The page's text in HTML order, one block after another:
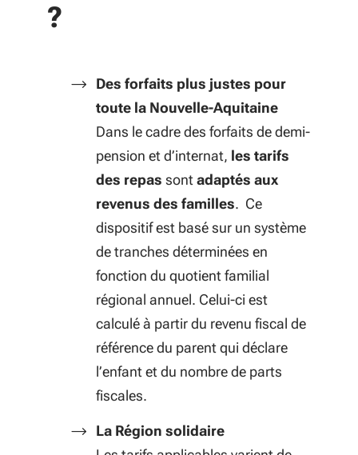
?
Des forfaits plus justes pour
toute la Nouvelle-Aquitaine
Dans le cadre des forfaits de demi-
pension et d’internat, les tarifs
des repas sontadaptés aux
revenus des familles. Ce
dispositif est basé sur un système
de tranches déterminées en
fonction du quotient familial
régional annuel. Celui-ci est
calculé à partir du revenu fiscal de
référence du parent qui déclare
l’enfant et du nombre de parts
fiscales.
La Région solidaire